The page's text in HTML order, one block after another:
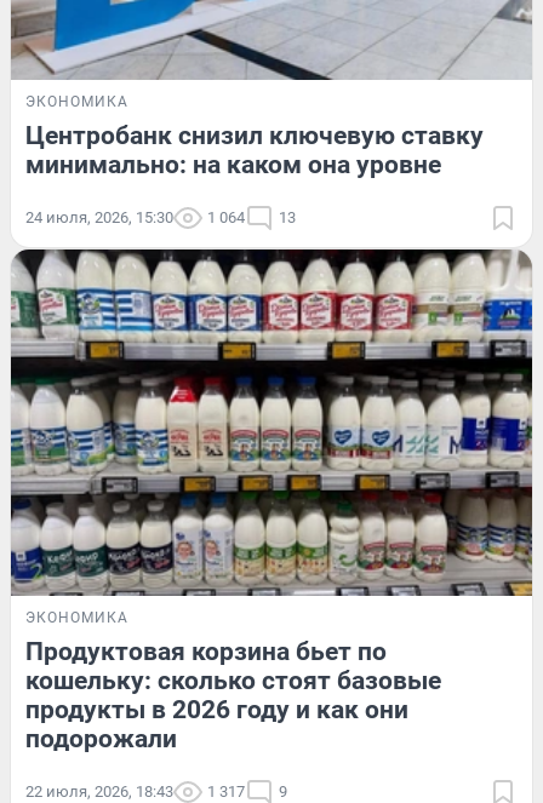
ЭКОНОМИКА
Центробанк снизил ключевую ставку
минимально: на каком она уровне
24 июля, 2026, 15:30 1 064 13
ЭКОНОМИКА
Продуктовая корзина бьет по
кошельку: сколько стоят базовые
продукты в 2026 году и как они
подорожали
22 июля, 2026, 18:43 1 317 9